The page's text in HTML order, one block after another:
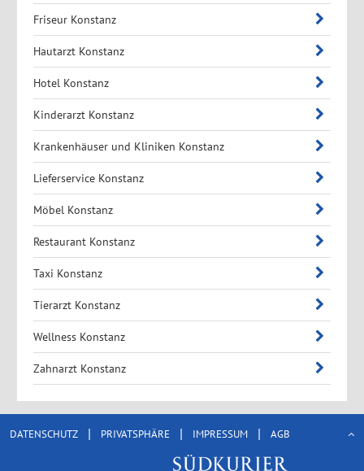
Friseur Konstanz
Hautarzt Konstanz
Hotel Konstanz
Kinderarzt Konstanz
Krankenhäuser und Kliniken Konstanz
Lieferservice Konstanz
Möbel Konstanz
Restaurant Konstanz
Taxi Konstanz
Tierarzt Konstanz
Wellness Konstanz
Zahnarzt Konstanz
DATENSCHUTZ | PRIVATSPHÄRE | IMPRESSUM | AGB